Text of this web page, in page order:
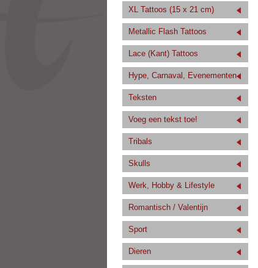
XL Tattoos (15 x 21 cm)
Metallic Flash Tattoos
Lace (Kant) Tattoos
Hype, Carnaval, Evenementen
Teksten
Voeg een tekst toe!
Tribals
Skulls
Werk, Hobby & Lifestyle
Romantisch / Valentijn
Sport
Dieren